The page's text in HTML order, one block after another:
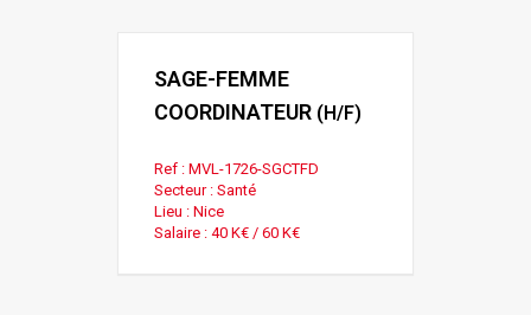
SAGE-FEMME
COORDINATEUR (H/F)
Ref : MVL-1726-SGCTFD
Secteur : Santé
Lieu : Nice
Salaire : 40 K€ / 60 K€